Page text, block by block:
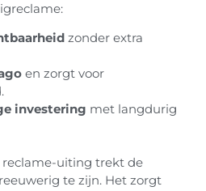
zonder extra
en zorgt voor
investering met langdurig
uiting trekt de
te zijn. Het zorgt